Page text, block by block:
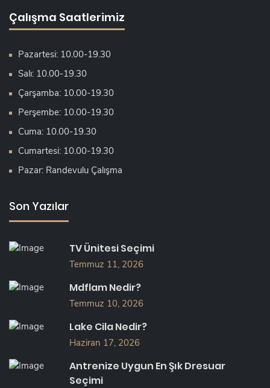
Çalışma Saatlerimiz
Pazartesi: 10.00-19.30
Salı: 10.00-19.30
Çarşamba: 10.00-19.30
Perşembe: 10.00-19.30
Cuma: 10.00-19.30
Cumartesi: 10.00-19.30
Pazar: Randevulu Çalışma
Son Yazılar
TV Ünitesi Seçimi
Temmuz 11, 2026
Mdflam Nedir?
Temmuz 10, 2026
Lake Cila Nedir?
Haziran 17, 2026
Antrenize Uygun En Şık Dresuar
Seçimi